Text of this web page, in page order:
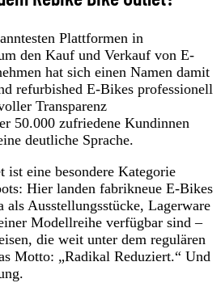
Plattformen in
den Kauf und Verkauf von E-
hat sich einen Namen damit
refurbished E-Bikes professionell
Transparenz
50.000 zufriedene Kundinnen
deutliche Sprache.
ist eine besondere Kategorie
Hier landen fabrikneue E-Bikes
als Ausstellungsstücke, Lagerware
Modellreihe verfügbar sind –
die weit unter dem regulären
Motto: „Radikal Reduziert.“ Und